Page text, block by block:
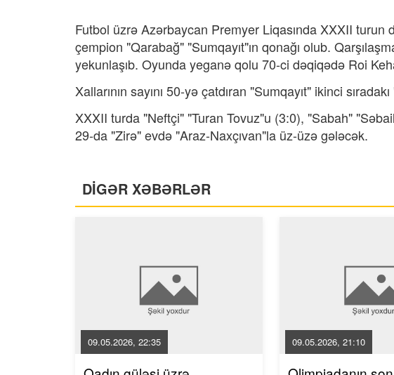
Futbol üzrə Azərbaycan Premyer Liqasında XXXII
çempion "Qarabağ" "Sumqayıt"ın qonağı olub.
yekunlaşıb. Oyunda yeganə qolu 70-ci dəqiqədə Roi
Xallarının sayını 50-yə çatdıran "Sumqayıt" ikinci
XXXII turda "Neftçi" "Turan Tovuz"u (3:0), "Sabah"
29-da "Zirə" evdə "Araz-Naxçıvan"la üz-üzə gələcək.
DİGƏR XƏBƏRLƏR
09.05.2026, 22:35 09.05.2026, 21:10